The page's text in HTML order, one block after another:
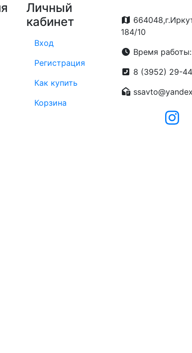
Личный
кабинет
Вход
Регистрация
Как купить
Корзина
184/10
Время
8 (3952) 29-